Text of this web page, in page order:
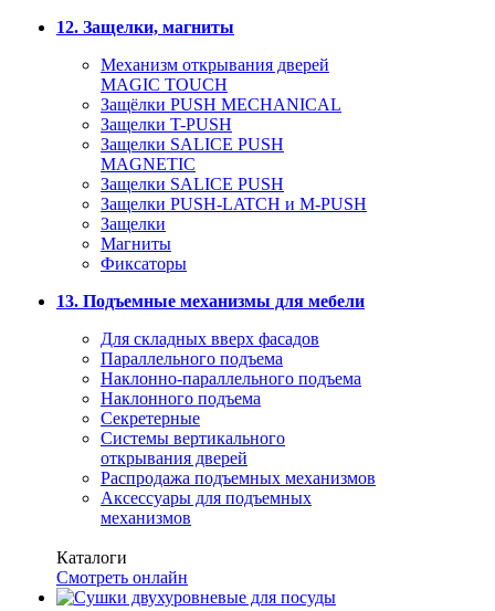
12. Защелки, магниты
Механизм открывания дверей
MAGIC TOUCH
Защёлки PUSH MECHANICAL
Защелки T-PUSH
Защелки SALICE PUSH
MAGNETIC
Защелки SALICE PUSH
Защелки PUSH-LATCH и M-PUSH
Защелки
Магниты
Фиксаторы
13. Подъемные механизмы для мебели
Для складных вверх фасадов
Параллельного подъема
Наклонно-параллельного подъема
Наклонного подъема
Секретерные
Системы вертикального
открывания дверей
Распродажа подъемных механизмов
Аксессуары для подъемных
механизмов
Каталоги
Смотреть онлайн